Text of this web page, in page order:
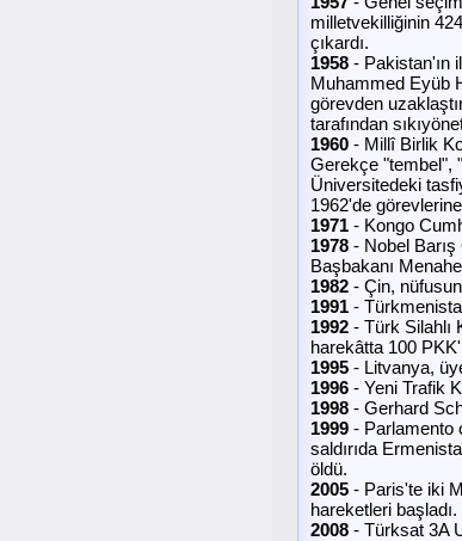
milletvekilliğinin
çıkardı.
1958 - Pakistan'ın
Muhammed Eyüb
görevden
tarafından
1960 - Millî Birlik
Gerekçe "tembel",
Üniversitedeki
1962'de
1971 - Kongo
1978 - Nobel
Başbakanı
1982 - Çin,
1991 -
1992 - Türk Silahlı
harekâtta 100
1995 - Litvanya,
1996 - Yeni Trafik
1998 - Gerhard
1999 - Parlamento
saldırıda
öldü.
2005 - Paris'te iki
hareketleri başladı.
2008 - Türksat 3A